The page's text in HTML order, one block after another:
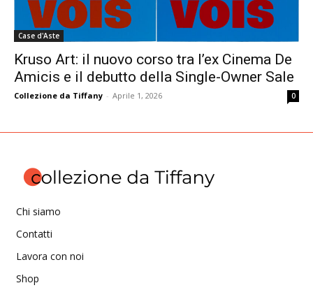
Case d'Aste
Kruso Art: il nuovo corso tra l’ex Cinema De
Amicis e il debutto della Single-Owner Sale
Collezione da Tiffany - Aprile 1, 2026 0
Chi siamo
Contatti
Lavora con noi
Shop